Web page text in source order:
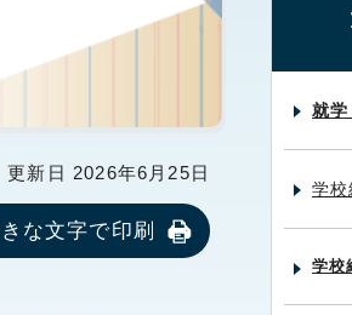
新日 2026年6月25日
な文字で印刷
就学
学校
学校